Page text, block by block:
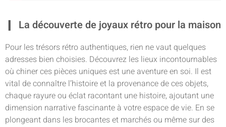
La découverte de joyaux rétro pour la maison
Pour les trésors rétro authentiques, rien ne vaut quelques
adresses bien choisies. Découvrez les lieux incontournables
où chiner ces pièces uniques est une aventure en soi. Il est
vital de connaître l’histoire et la provenance de ces objets,
chaque rayure ou éclat racontant une histoire, ajoutant une
dimension narrative fascinante à votre espace de vie. En se
plongeant dans les brocantes et marchés ou même sur des